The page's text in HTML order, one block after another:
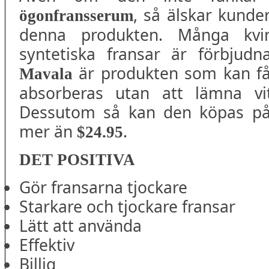
ögonfransserum, så älskar
denna produkten. Många
syntetiska fransar är
Mavala är produkten som kan
absorberas utan att lämna
Dessutom så kan den köpas
mer än $24.95.
DET POSITIVA
Gör fransarna tjockare
Starkare och tjockare fransar
Lätt att använda
Effektiv
Billig